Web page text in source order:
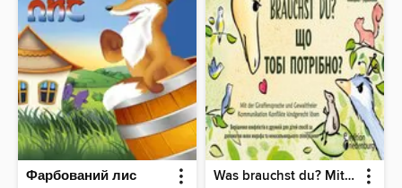
Фарбований лис Was brauchst du? Mit der Giraffensprache und Gewaltfreier Kommunikation Konflikte kindgerecht lösen / SHCHO TOBI POTRIBNO? Vyrishennya konfliktiv v druzhniy dlya ditey sposib za dopomohoyu movy zhyrafa ta nenasyl'nyts'koho spilkuvannya